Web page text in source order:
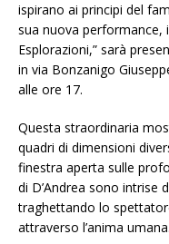
ispirano ai principi del
sua nuova performance,
Esplorazioni,” sarà
in via Bonzanigo
alle ore 17.
Questa straordinaria
quadri di dimensioni
finestra aperta sulle
di D’Andrea sono intrise
traghettando lo
attraverso l’anima umana.